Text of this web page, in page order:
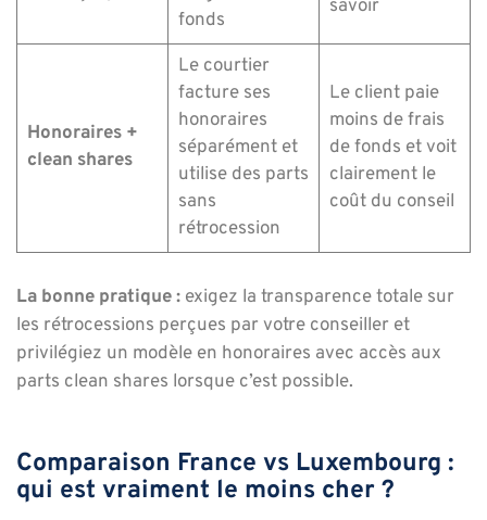
fonds
savoir
Honoraires +
clean shares
Le courtier
facture ses
honoraires
séparément et
utilise des parts
sans
rétrocession
Le client paie
moins de frais
de fonds et voit
clairement le
coût du conseil
La bonne pratique : exigez la transparence totale sur
les rétrocessions perçues par votre conseiller et
privilégiez un modèle en honoraires avec accès aux
parts clean shares lorsque c’est possible.
Comparaison France vs Luxembourg :
qui est vraiment le moins cher ?